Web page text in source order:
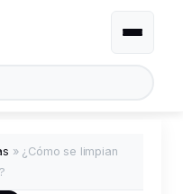
Alternar
» ¿Cómo se limpian